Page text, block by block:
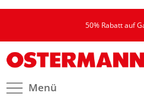
50% Rabatt auf
Menü